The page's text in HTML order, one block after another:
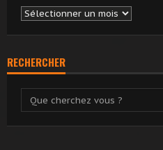
Archives
RECHERCHER